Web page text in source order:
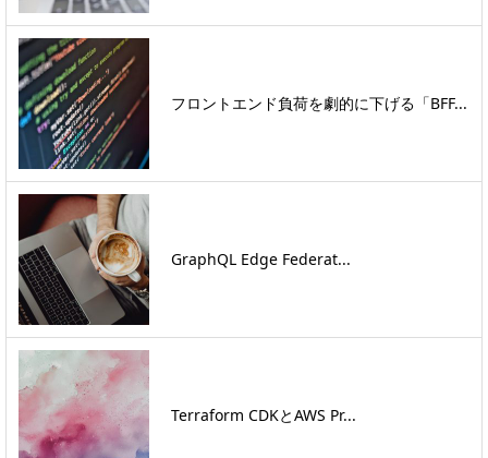
フロントエンド負荷を劇的に下げる「BFF...
GraphQL Edge Federat...
Terraform CDKとAWS Pr...